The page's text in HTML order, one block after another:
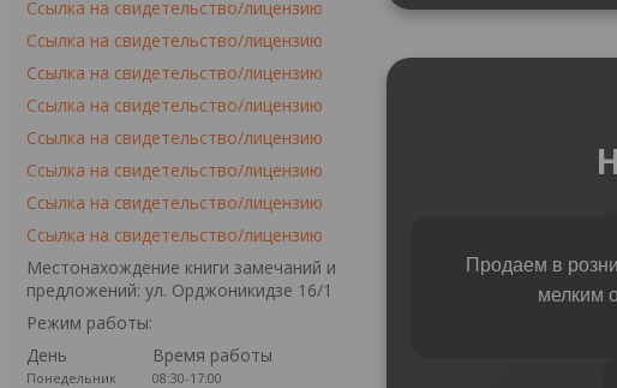
Ссылка на свидетельство/лицензию
Ссылка на свидетельство/лицензию
Ссылка на свидетельство/лицензию
Ссылка на свидетельство/лицензию
Ссылка на свидетельство/лицензию
Ссылка на свидетельство/лицензию
Ссылка на свидетельство/лицензию
Ссылка на свидетельство/лицензию
Местонахождение книги замечаний и
предложений: ул. Орджоникидзе 16/1
Режим работы:
День
Время работы
Понедельник
08:30-17:00
Продаем в
мелким